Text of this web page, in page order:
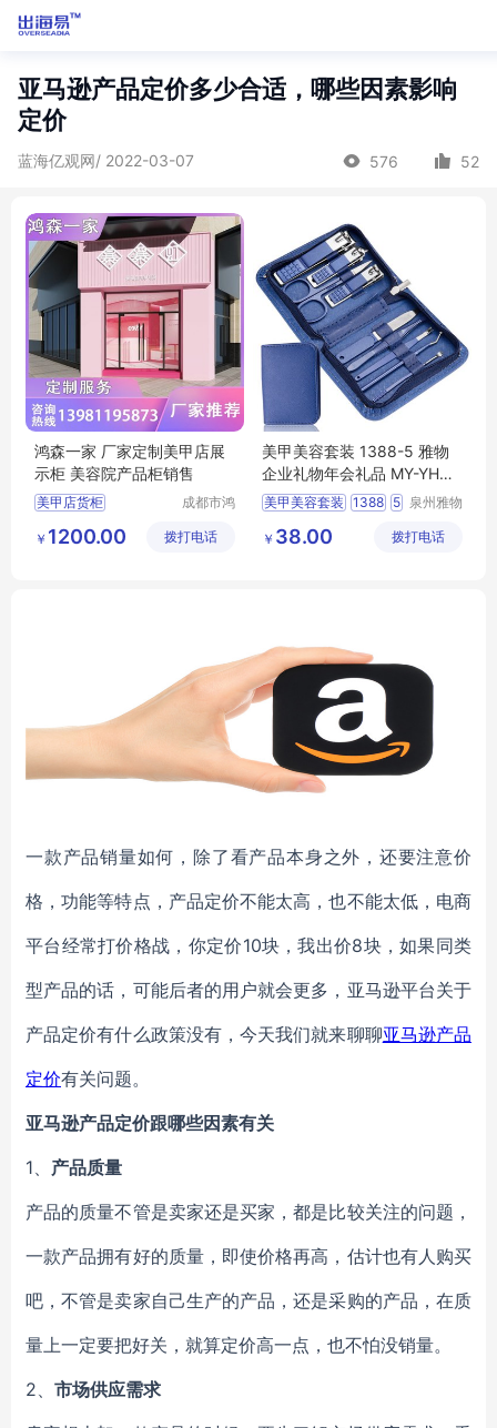
亚马逊产品定价多少合适，哪些因素影响
定价
蓝海亿观网/ 2022-03-07 576 52
鸿森一家 厂家定制美甲店展
示柜 美容院产品柜销售
美甲店货柜
美甲店置物柜
成都市鸿
览展示有
￥ 1200.00 拨打电话
美甲美容套装 1388-5 雅物
企业礼物年会礼品 MY-YHG
M-L5-09
美甲美容套装 1388 5
MY YHGM
泉州雅物
公司
￥ 38.00 拨打电话
一款产品销量如何，除了看产品本身之外，还要注意价
格，功能等特点，产品定价不能太高，也不能太低，电商
平台经常打价格战，你定价10块，我出价8块，如果同类
型产品的话，可能后者的用户就会更多，亚马逊平台关于
产品定价有什么政策没有，今天我们就来聊聊亚马逊产品
定价有关问题。
亚马逊产品定价跟哪些因素有关
1、 产品质量
产品的质量不管是卖家还是买家，都是比较关注的问题，
一款产品拥有好的质量，即使价格再高，估计也有人购买
吧，不管是卖家自己生产的产品，还是采购的产品，在质
量上一定要把好关，就算定价高一点，也不怕没销量。
2、 市场供应需求